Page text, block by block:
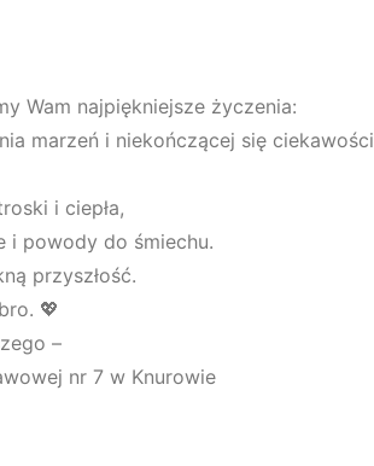
Wam najpiękniejsze życzenia:
marzeń i niekończącej się ciekawości
i ciepła,
i powody do śmiechu.
przyszłość.
💖
–
nr 7 w Knurowie